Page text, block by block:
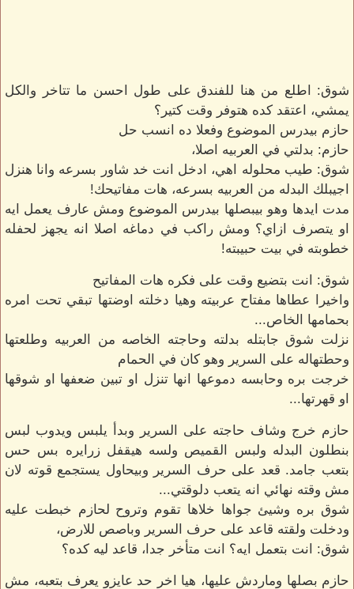
شوق: اطلع من هنا للفندق على طول احسن ما تتاخر والكل
يمشي، اعتقد كده هتوفر وقت كتير؟
حازم بيدرس الموضوع وفعلا ده انسب حل
حازم: بدلتي في العربيه اصلا،
شوق: طيب محلوله اهي، ادخل انت خد شاور بسرعه وانا هنزل
اجيبلك البدله من العربيه بسرعه، هات مفاتيحك!
مدت ايدها وهو بيبصلها بيدرس الموضوع ومش عارف يعمل ايه
او يتصرف ازاي؟ ومش راكب في دماغه اصلا انه يجهز لحفله
خطوبته في بيت حبيبته!
شوق: انت بتضيع وقت على فكره هات المفاتيح
واخيرا عطاها مفتاح عربيته وهيا دخلته اوضتها تبقي تحت امره
بحمامها الخاص...
نزلت شوق جابتله بدلته وحاجته الخاصه من العربيه وطلعتها
وحطتهاله على السرير وهو كان في الحمام
خرجت بره وحابسه دموعها انها تنزل او تبين ضعفها او شوقها
او قهرتها...
حازم خرج وشاف حاجته على السرير وبدأ يلبس ويدوب لبس
بنطلون البدله ولبس القميص ولسه هيقفل زرايره بس حس
بتعب جامد. قعد على حرف السرير وبيحاول يستجمع قوته لان
مش وقته نهائي انه يتعب دلوقتي...
شوق بره وشيئ جواها خلاها تقوم وتروح لحازم خبطت عليه
ودخلت ولقته قاعد على حرف السرير وباصص للارض،
شوق: انت بتعمل ايه؟ انت متأخر جدا، قاعد ليه كده؟
حازم بصلها وماردش عليها، هيا اخر حد عايزو يعرف بتعبه، مش